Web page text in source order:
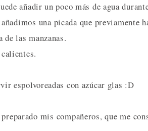
añadir un poco más de agua
una picada que previamente
de las manzanas.
espolvoreadas con azúcar glas :D
mis compañeros, que me